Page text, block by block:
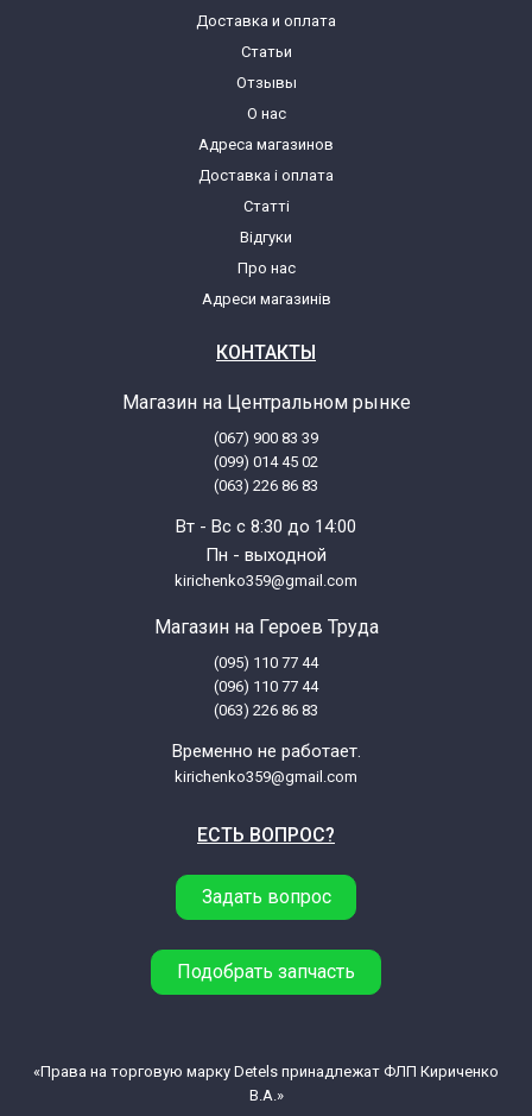
Доставка и оплата
Статьи
Отзывы
О нас
Адреса магазинов
Доставка і оплата
Статті
Відгуки
Про нас
Адреси магазинів
КОНТАКТЫ
Магазин на Центральном рынке
(067) 900 83 39
(099) 014 45 02
(063) 226 86 83
Вт - Вс с 8:30 до 14:00
Пн - выходной
kirichenko359@gmail.com
Магазин на Героев Труда
(095) 110 77 44
(096) 110 77 44
(063) 226 86 83
Временно не работает.
kirichenko359@gmail.com
ЕСТЬ ВОПРОС?
Задать вопрос
Подобрать запчасть
«Права на торговую марку Detels принадлежат ФЛП Кириченко
В.А.»